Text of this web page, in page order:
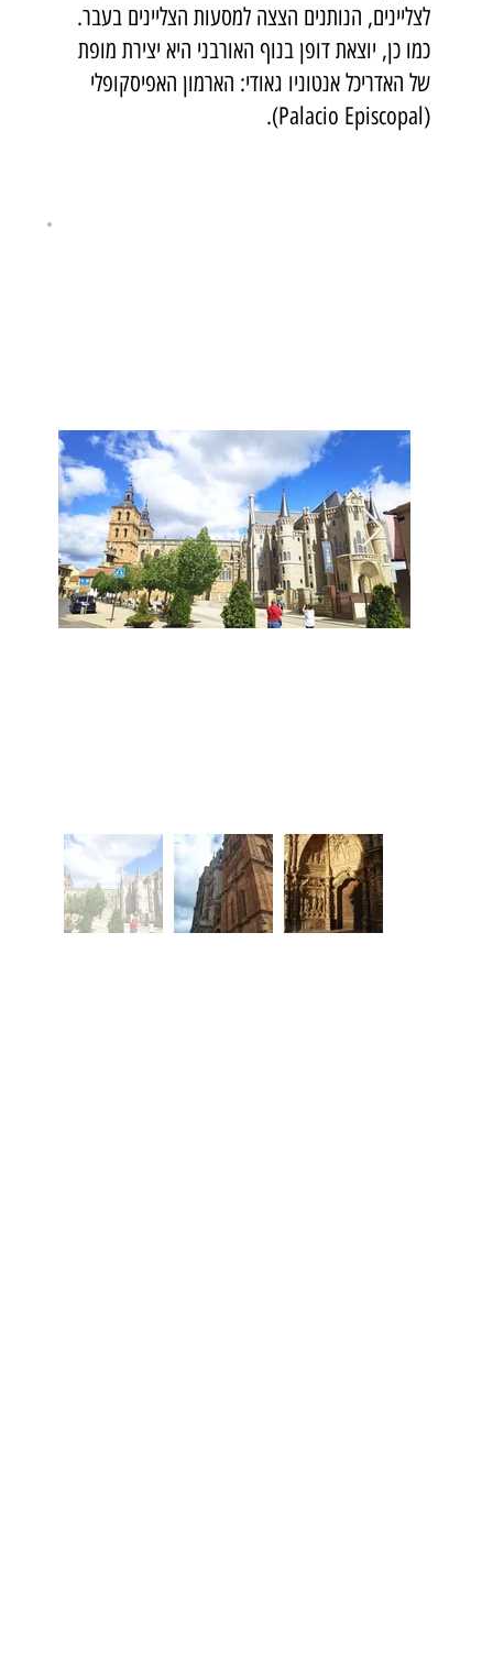
לצליינים, הנותנים הצצה למסעות הצליינים בעבר.
כמו כן, יוצאת דופן בנוף האורבני היא יצירת מופת
של האדריכל אנטוניו גאודי: הארמון האפיסקופלי
(Palacio Episcopal).